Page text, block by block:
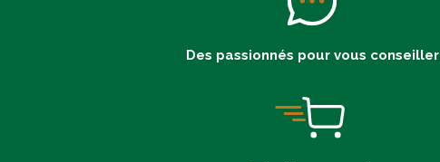
Des passionnés pour vous conseiller